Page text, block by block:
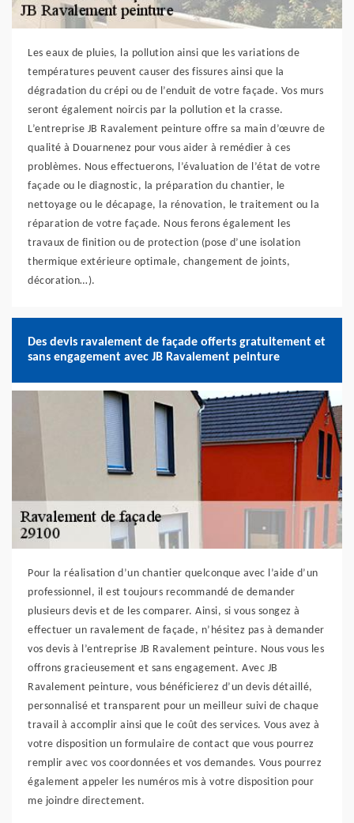
Les eaux de pluies, la pollution ainsi que les variations de
températures peuvent causer des fissures ainsi que la
dégradation du crépi ou de l’enduit de votre façade. Vos murs
seront également noircis par la pollution et la crasse.
L’entreprise JB Ravalement peinture offre sa main d’œuvre de
qualité à Douarnenez pour vous aider à remédier à ces
problèmes. Nous effectuerons, l’évaluation de l’état de votre
façade ou le diagnostic, la préparation du chantier, le
nettoyage ou le décapage, la rénovation, le traitement ou la
réparation de votre façade. Nous ferons également les
travaux de finition ou de protection (pose d’une isolation
thermique extérieure optimale, changement de joints,
décoration…).
Des devis ravalement de façade offerts gratuitement et
sans engagement avec JB Ravalement peinture
Pour la réalisation d’un chantier quelconque avec l’aide d’un
professionnel, il est toujours recommandé de demander
plusieurs devis et de les comparer. Ainsi, si vous songez à
effectuer un ravalement de façade, n’hésitez pas à demander
vos devis à l’entreprise JB Ravalement peinture. Nous vous les
offrons gracieusement et sans engagement. Avec JB
Ravalement peinture, vous bénéficierez d’un devis détaillé,
personnalisé et transparent pour un meilleur suivi de chaque
travail à accomplir ainsi que le coût des services. Vous avez à
votre disposition un formulaire de contact que vous pourrez
remplir avec vos coordonnées et vos demandes. Vous pourrez
également appeler les numéros mis à votre disposition pour
me joindre directement.